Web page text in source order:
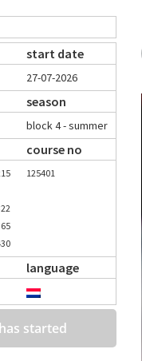
start date
27-07-2026
season
block 4 - summer
course no
125401
language
started